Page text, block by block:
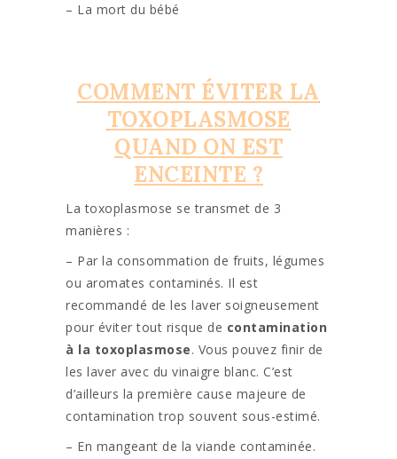
– La mort du bébé
COMMENT ÉVITER LA
TOXOPLASMOSE
QUAND ON EST
ENCEINTE ?
La toxoplasmose se transmet de 3
manières :
– Par la consommation de fruits, légumes
ou aromates contaminés. Il est
recommandé de les laver soigneusement
pour éviter tout risque de contamination
à la toxoplasmose. Vous pouvez finir de
les laver avec du vinaigre blanc. C’est
d’ailleurs la première cause majeure de
contamination trop souvent sous-estimé.
– En mangeant de la viande contaminée.